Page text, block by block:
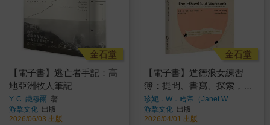
金石堂
【電子書】逃亡者手記：高
地亞洲牧人筆記
Y. C. 鐵穆爾 著
游擊文化 出版
2026/06/03 出版
金石堂
【電子書】道德浪女練習
簿：提問、書寫、探索，適
用於開放、多重與一對一關
係的親密實作指南
珍妮．W．哈帝（Janet W.
Hardy）、朵思．伊斯頓（Dossie
Easton）著
游擊文化 出版
2026/04/01 出版